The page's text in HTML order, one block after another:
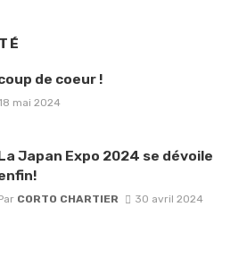
de coeur !
mai 2024
Japan Expo 2024 se dévoile
CORTO CHARTIER 30 avril 2024